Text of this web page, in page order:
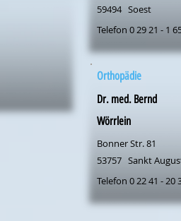
59494 Soest
Telefon 0 29 21 - 1
Orthopädie
Dr. med. Bernd
Wörrlein
Bonner Str. 81
53757 Sankt
Telefon 0 22 41 - 20